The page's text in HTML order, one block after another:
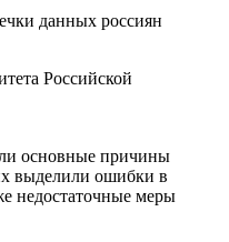
данных россиян
Российской
основные причины
выделили ошибки в
недостаточные меры